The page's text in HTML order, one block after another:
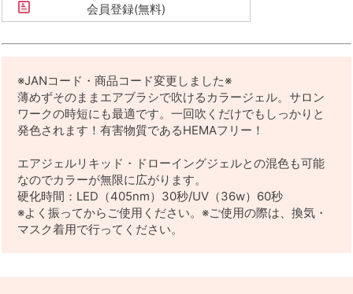
会員登録(無料)
※JANコード・商品コード変更しました※
薄めずそのままエアブラシで吹けるカラージェル。サロン
ワークの時短にも最適です。一回吹くだけでもしっかりと
発色されます！有害物質であるHEMAフリー！
エアジェルリキッド・ドローイングジェルとの混色も可能
なのでカラーが無限に広がります。
硬化時間：LED（405nm）30秒/UV（36w）60秒
※よく振ってからご使用ください。※ご使用の際は、換気・
マスク着用で行ってください。